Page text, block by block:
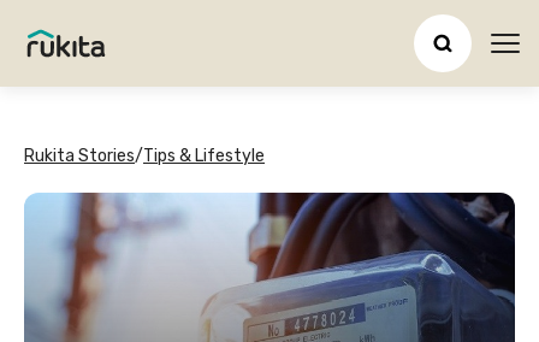
Rukita Stories/Tips & Lifestyle